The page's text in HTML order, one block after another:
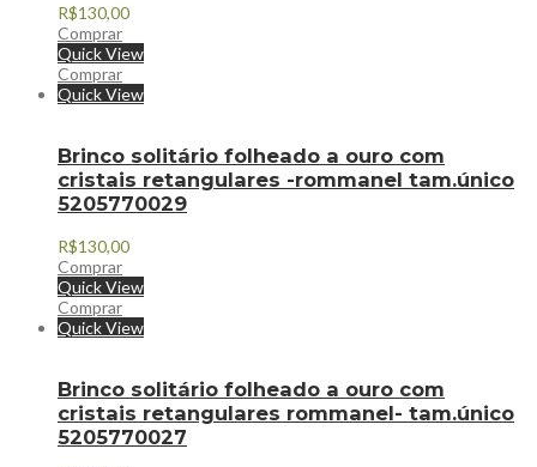
R$130,00
Comprar
Quick View
Comprar
Quick View
Brinco solitário folheado a ouro com
cristais retangulares -rommanel tam.único
5205770029
R$130,00
Comprar
Quick View
Comprar
Quick View
Brinco solitário folheado a ouro com
cristais retangulares rommanel- tam.único
5205770027